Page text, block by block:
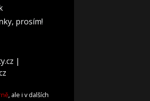
prosím!
|
, ale i v dalších